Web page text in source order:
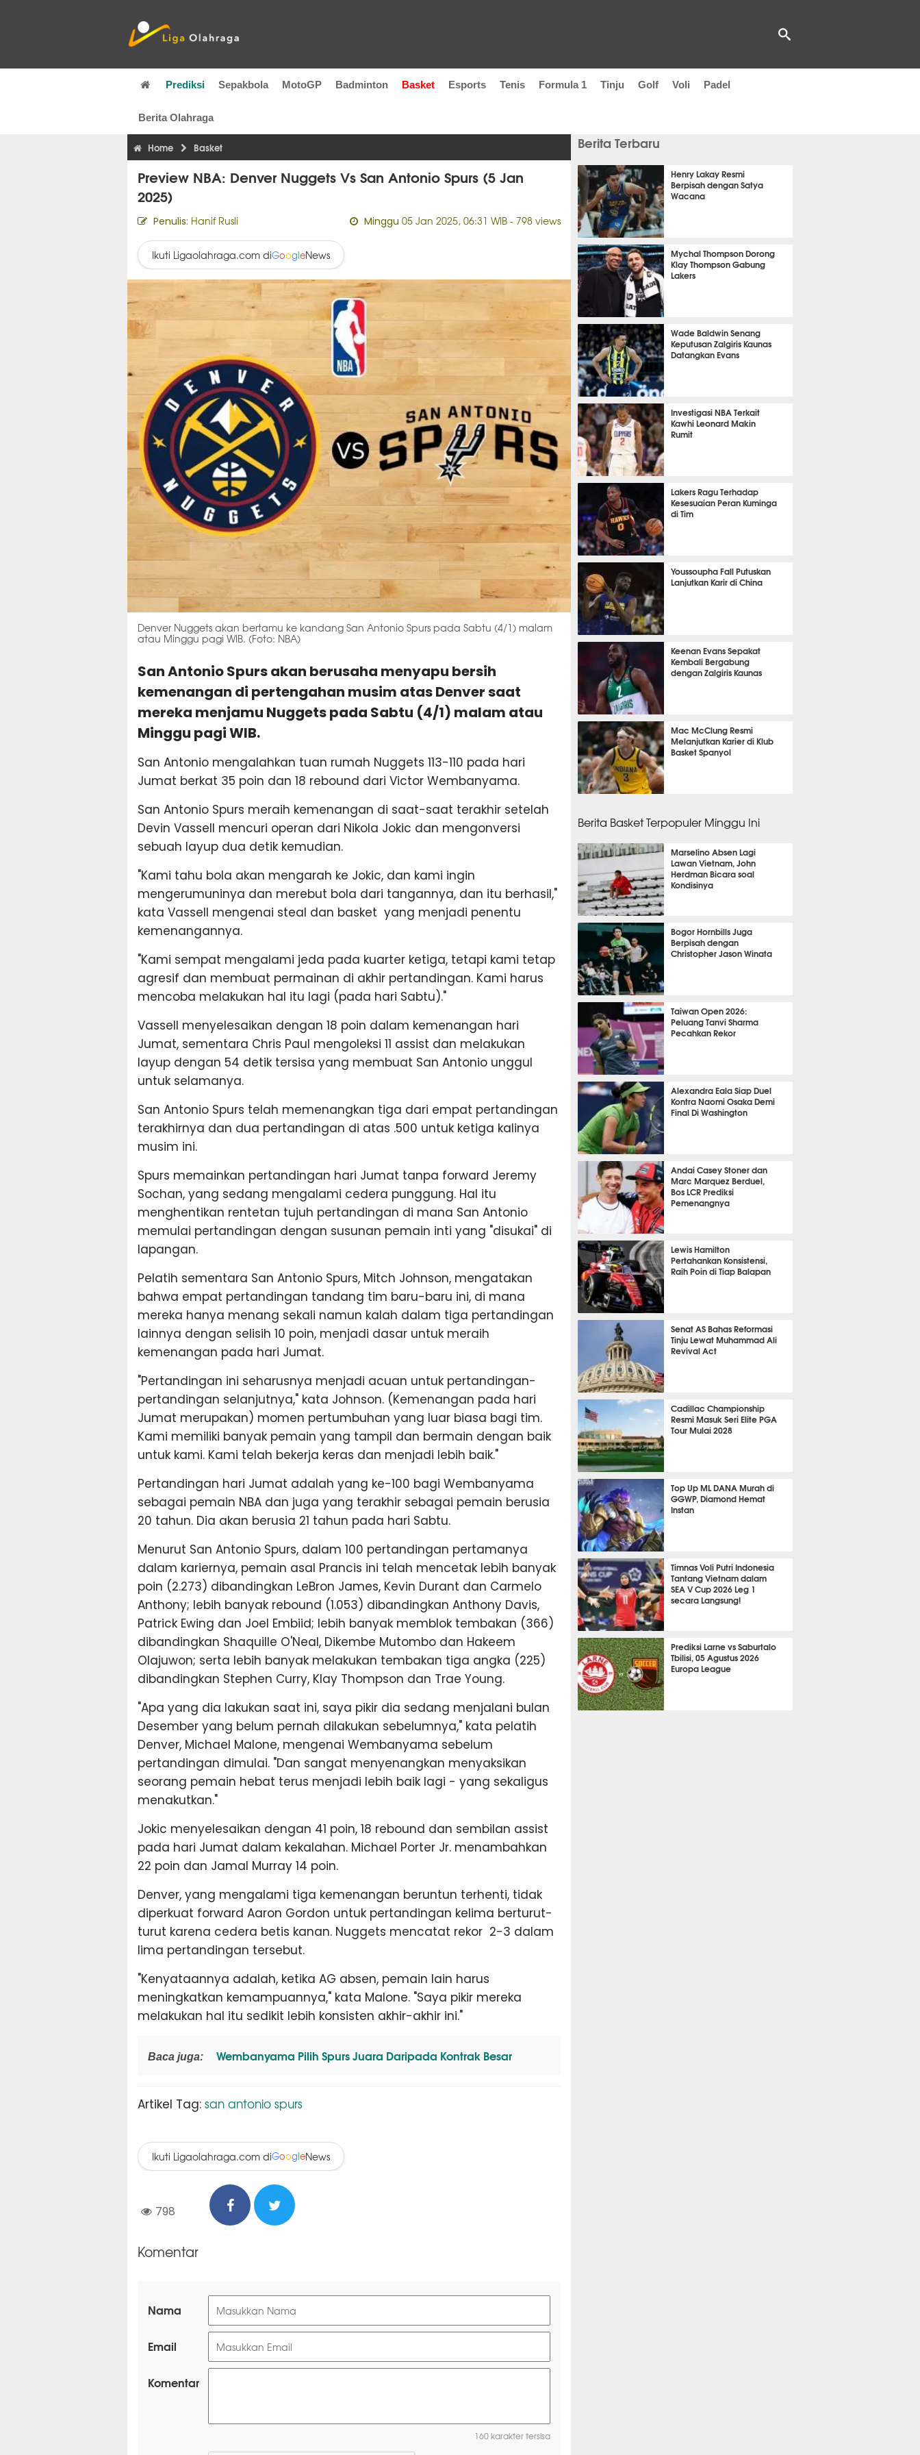
Prediksi Sepakbola MotoGP Badminton Basket Esports Tenis Formula 1 Tinju Golf Voli Padel
Berita Olahraga
Home Basket
Preview NBA: Denver Nuggets Vs San Antonio Spurs (5 Jan
2025)
Penulis: Hanif Rusli Minggu 05 Jan 2025, 06:31 WIB- 798 views
Ikuti Ligaolahraga.com diGoogleNews
Denver Nuggets akan bertamu ke kandang San Antonio Spurs pada Sabtu (4/1) malam
atau Minggu pagi WIB. (Foto: NBA)
San Antonio Spurs akan berusaha menyapu bersih
kemenangan di pertengahan musim atas Denver saat
mereka menjamu Nuggets pada Sabtu (4/1) malam atau
Minggu pagi WIB.
San Antonio mengalahkan tuan rumah Nuggets 113-110 pada hari
Jumat berkat 35 poin dan 18 rebound dari Victor Wembanyama.
San Antonio Spurs meraih kemenangan di saat-saat terakhir setelah
Devin Vassell mencuri operan dari Nikola Jokic dan mengonversi
sebuah layup dua detik kemudian.
"Kami tahu bola akan mengarah ke Jokic, dan kami ingin
mengerumuninya dan merebut bola dari tangannya, dan itu berhasil,"
kata Vassell mengenai steal dan basket yang menjadi penentu
kemenangannya.
"Kami sempat mengalami jeda pada kuarter ketiga, tetapi kami tetap
agresif dan membuat permainan di akhir pertandingan. Kami harus
mencoba melakukan hal itu lagi (pada hari Sabtu)."
Vassell menyelesaikan dengan 18 poin dalam kemenangan hari
Jumat, sementara Chris Paul mengoleksi 11 assist dan melakukan
layup dengan 54 detik tersisa yang membuat San Antonio unggul
untuk selamanya.
San Antonio Spurs telah memenangkan tiga dari empat pertandingan
terakhirnya dan dua pertandingan di atas .500 untuk ketiga kalinya
musim ini.
Spurs memainkan pertandingan hari Jumat tanpa forward Jeremy
Sochan, yang sedang mengalami cedera punggung. Hal itu
menghentikan rentetan tujuh pertandingan di mana San Antonio
memulai pertandingan dengan susunan pemain inti yang "disukai" di
lapangan.
Pelatih sementara San Antonio Spurs, Mitch Johnson, mengatakan
bahwa empat pertandingan tandang tim baru-baru ini, di mana
mereka hanya menang sekali namun kalah dalam tiga pertandingan
lainnya dengan selisih 10 poin, menjadi dasar untuk meraih
kemenangan pada hari Jumat.
"Pertandingan ini seharusnya menjadi acuan untuk pertandingan-
pertandingan selanjutnya," kata Johnson. (Kemenangan pada hari
Jumat merupakan) momen pertumbuhan yang luar biasa bagi tim.
Kami memiliki banyak pemain yang tampil dan bermain dengan baik
untuk kami. Kami telah bekerja keras dan menjadi lebih baik."
Pertandingan hari Jumat adalah yang ke-100 bagi Wembanyama
sebagai pemain NBA dan juga yang terakhir sebagai pemain berusia
20 tahun. Dia akan berusia 21 tahun pada hari Sabtu.
Menurut San Antonio Spurs, dalam 100 pertandingan pertamanya
dalam kariernya, pemain asal Prancis ini telah mencetak lebih banyak
poin (2.273) dibandingkan LeBron James, Kevin Durant dan Carmelo
Anthony; lebih banyak rebound (1.053) dibandingkan Anthony Davis,
Patrick Ewing dan Joel Embiid; lebih banyak memblok tembakan (366)
dibandingkan Shaquille O'Neal, Dikembe Mutombo dan Hakeem
Olajuwon; serta lebih banyak melakukan tembakan tiga angka (225)
dibandingkan Stephen Curry, Klay Thompson dan Trae Young.
"Apa yang dia lakukan saat ini, saya pikir dia sedang menjalani bulan
Desember yang belum pernah dilakukan sebelumnya," kata pelatih
Denver, Michael Malone, mengenai Wembanyama sebelum
pertandingan dimulai. "Dan sangat menyenangkan menyaksikan
seorang pemain hebat terus menjadi lebih baik lagi - yang sekaligus
menakutkan."
Jokic menyelesaikan dengan 41 poin, 18 rebound dan sembilan assist
pada hari Jumat dalam kekalahan. Michael Porter Jr. menambahkan
22 poin dan Jamal Murray 14 poin.
Denver, yang mengalami tiga kemenangan beruntun terhenti, tidak
diperkuat forward Aaron Gordon untuk pertandingan kelima berturut-
turut karena cedera betis kanan. Nuggets mencatat rekor 2-3 dalam
lima pertandingan tersebut.
"Kenyataannya adalah, ketika AG absen, pemain lain harus
meningkatkan kemampuannya," kata Malone. "Saya pikir mereka
melakukan hal itu sedikit lebih konsisten akhir-akhir ini."
Baca juga: Wembanyama Pilih Spurs Juara Daripada Kontrak Besar
Artikel Tag: san antonio spurs
Ikuti Ligaolahraga.com diGoogleNews
798
Komentar
Nama
Email
Komentar
160 karakter tersisa
Berita Terbaru
Henry Lakay Resmi
Berpisah dengan Satya
Wacana
baru saja
Mychal Thompson Dorong
Klay Thompson Gabung
Lakers
15 menit 53 detik lalu
Wade Baldwin Senang
Keputusan Zalgiris Kaunas
Datangkan Evans
1 jam 1 menit lalu
Investigasi NBA Terkait
Kawhi Leonard Makin
Rumit
1 jam 57 menit lalu
Lakers Ragu Terhadap
Kesesuaian Peran Kuminga
di Tim
2 jam 45 menit lalu
Youssoupha Fall Putuskan
Lanjutkan Karir di China
6 jam 2 menit lalu
Keenan Evans Sepakat
Kembali Bergabung
dengan Zalgiris Kaunas
7 jam 20 menit lalu
Mac McClung Resmi
Melanjutkan Karier di Klub
Basket Spanyol
Berita Basket Terpopuler Minggu Ini
Marselino Absen Lagi
Lawan Vietnam, John
Herdman Bicara soal
Kondisinya
SEPAK BOLA
Bogor Hornbills Juga
Berpisah dengan
Christopher Jason Winata
BASKET
Taiwan Open 2026:
Peluang Tanvi Sharma
Pecahkan Rekor
BADMINTON
Alexandra Eala Siap Duel
Kontra Naomi Osaka Demi
Final Di Washington
TENIS
Andai Casey Stoner dan
Marc Marquez Berduel,
Bos LCR Prediksi
Pemenangnya
MOTOGP
Lewis Hamilton
Pertahankan Konsistensi,
Raih Poin di Tiap Balapan
F1
Senat AS Bahas Reformasi
Tinju Lewat Muhammad Ali
Revival Act
TINJU
Cadillac Championship
Resmi Masuk Seri Elite PGA
Tour Mulai 2028
GOLF
Top Up ML DANA Murah di
GGWP, Diamond Hemat
Instan
ESPORTS
Timnas Voli Putri Indonesia
Tantang Vietnam dalam
SEA V Cup 2026 Leg 1
secara Langsung!
OLAHRAGA LAIN
Prediksi Larne vs Saburtalo
Tbilisi, 05 Agustus 2026
Europa League